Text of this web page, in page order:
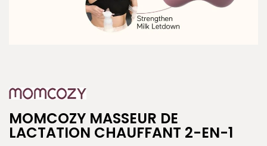
MOMCOZY MASSEUR DE
LACTATION CHAUFFANT 2-EN-1